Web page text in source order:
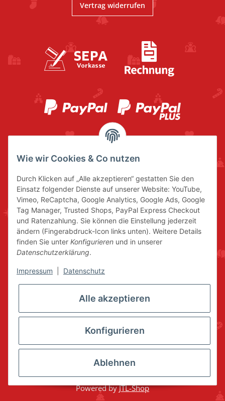
Vertrag widerrufen
* Alle Preise inkl. gesetzlicher USt., zzgl.
© www.volkskunstshop-erzgebirge.de
Powered byJTL-Shop
Wie wir Cookies & Co nutzen
Durch Klicken auf „Alle akzeptieren“ gestatten Sie den
Einsatz folgender Dienste auf unserer Website: YouTube,
Vimeo, ReCaptcha, Google Analytics, Google Ads, Google
Tag Manager, Trusted Shops, PayPal Express Checkout
und Ratenzahlung. Sie können die Einstellung jederzeit
ändern (Fingerabdruck-Icon links unten). Weitere Details
finden Sie unter Konfigurieren und in unserer
Datenschutzerklärung.
Impressum Datenschutz
Alle akzeptieren
Konfigurieren
Ablehnen